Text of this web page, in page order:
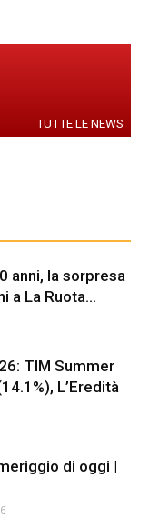
TUTTE LE NEWS
anni, la sorpresa
a La Ruota...
TIM Summer
L’Eredità
di oggi |